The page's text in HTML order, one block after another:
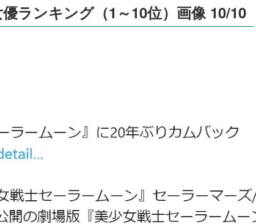
ランキング（1～10位）画像 10/10